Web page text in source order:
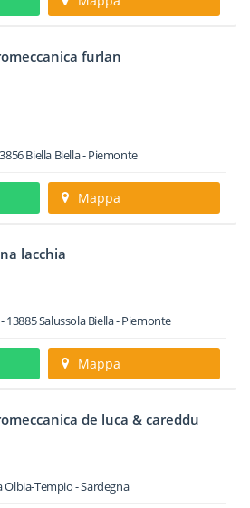
furlan
Biella Biella -Piemonte
Mappa
lacchia
13885SalussolaBiella -Piemonte
Mappa
de luca & careddu
Olbia-Tempio -Sardegna